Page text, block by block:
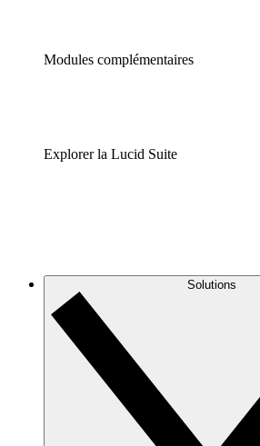
Modules complémentaires
Explorer la Lucid Suite
Solutions